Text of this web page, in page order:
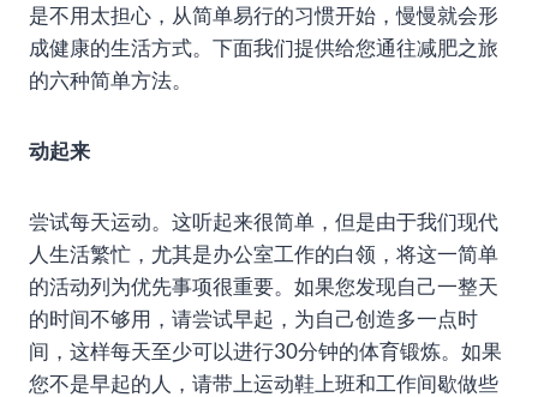
是不用太担心，从简单易行的习惯开始，慢慢就会形
成健康的生活方式。下面我们提供给您通往减肥之旅
的六种简单方法。
动起来
尝试每天运动。这听起来很简单，但是由于我们现代
人生活繁忙，尤其是办公室工作的白领，将这一简单
的活动列为优先事项很重要。如果您发现自己一整天
的时间不够用，请尝试早起，为自己创造多一点时
间，这样每天至少可以进行30分钟的体育锻炼。如果
您不是早起的人，请带上运动鞋上班和工作间歇做些